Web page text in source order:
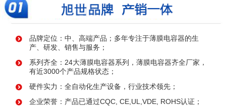
品牌定位：中、高端产品；多年专注于薄膜电容器的生
产、研发、销售与服务；
系列齐全：24大薄膜电容器系列，薄膜电容器齐全厂家，
有近3000个产品规格状态；
硬件实力：全自动化生产设备，行业技术领先；
企业荣誉：产品已通过CQC, CE,UL,VDE, ROHS认证；